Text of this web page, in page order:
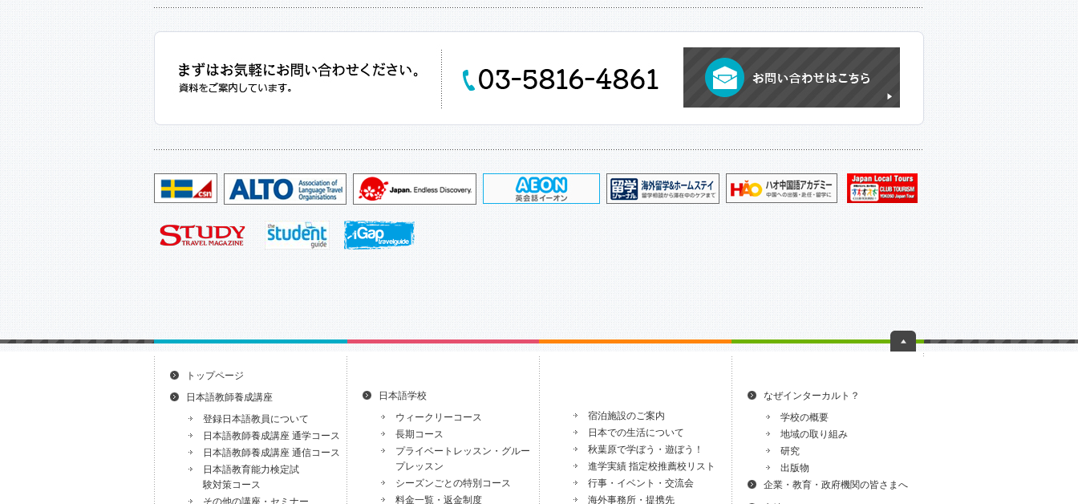
トップページ
日本語教師養成講座
登録日本語教員について
日本語教師養成講座 通学コース
日本語教師養成講座 通信コース
日本語教育能力検定試
験対策コース
その他の講座・セミナー
日本語学校
ウィークリーコース
長期コース
プライベートレッスン・グルー
プレッスン
シーズンごとの特別コース
料金一覧・返金制度
宿泊施設のご案内
日本での生活について
秋葉原で学ぼう・遊ぼう！
進学実績 指定校推薦校リスト
行事・イベント・交流会
海外事務所・提携先
なぜインターカルト？
学校の概要
地域の取り組み
研究
出版物
企業・教育・政府機関の皆さまへ